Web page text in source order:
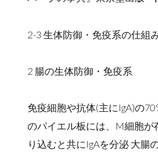
2-3 生体防御・免疫系の仕組
2 腸の生体防御・免疫系
免疫細胞や抗体(主にIgA)の
のパイエル板には、M細胞が
り込むと共にIgAを分泌 大腸